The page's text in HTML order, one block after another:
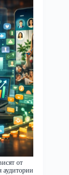
от